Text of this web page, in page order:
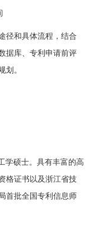
径和具体流程，结合
据库、专利申请前评
划。
学硕士。具有丰富的高
格证书以及浙江省技
首批全国专利信息师